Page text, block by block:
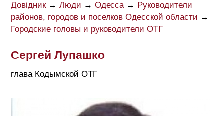
Довідник→ Люди → Одесса→ Руководители
районов, городов и поселков Одесской области →
Городские головы и руководители ОТГ
Сергей Лупашко
глава Кодымской ОТГ